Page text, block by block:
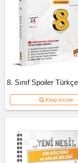
Kitap İncele